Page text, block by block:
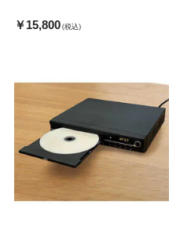
￥15,800 (税込)